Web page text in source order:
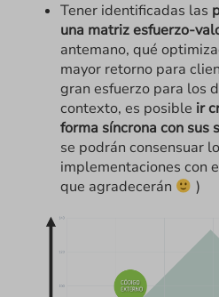
Tener identificadas las
una matriz esfuerzo-
antemano, qué
mayor retorno para
gran esfuerzo para los
contexto, es posible ir
forma síncrona con sus
se podrán consensuar
implementaciones con
que agradecerán
)